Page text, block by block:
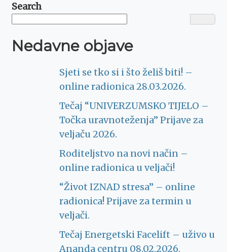
Search
Nedavne objave
Sjeti se tko si i što želiš biti! –
online radionica 28.03.2026.
Tečaj “UNIVERZUMSKO TIJELO –
Točka uravnoteženja” Prijave za
veljaču 2026.
Roditeljstvo na novi način –
online radionica u veljači!
“Život IZNAD stresa” – online
radionica! Prijave za termin u
veljači.
Tečaj Energetski Facelift – uživo u
Ananda centru 08.02.2026.